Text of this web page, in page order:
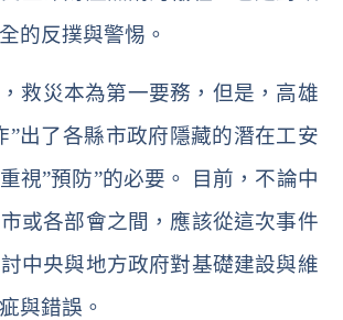
的反撲與警惕。
救災本為第一要務，但是，高雄
”出了各縣市政府隱藏的潛在工安
視”預防”的必要。 目前，不論中
或各部會之間，應該從這次事件
中央與地方政府對基礎建設與維
與錯誤。